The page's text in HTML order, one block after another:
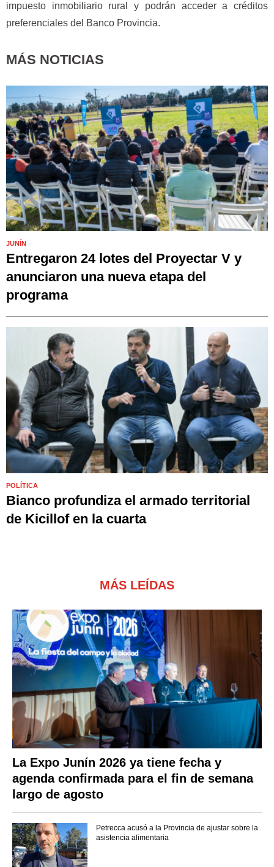
impuesto inmobiliario rural y podrán acceder a créditos
preferenciales del Banco Provincia.
MÁS NOTICIAS
JUNÍN
Entregaron 24 lotes del Proyectar V y
anunciaron una nueva etapa del
programa
POLÍTICA
Bianco profundiza el armado territorial
de Kicillof en la cuarta
MÁS LEÍDAS
La Expo Junín 2026 ya tiene fecha y
agenda confirmada para el fin de semana
largo de agosto
Petrecca acusó a la Provincia de ajustar sobre la
asistencia alimentaria